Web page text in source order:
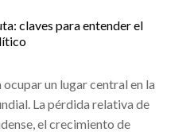
claves para entender el
un lugar central en la
La pérdida relativa de
el crecimiento de